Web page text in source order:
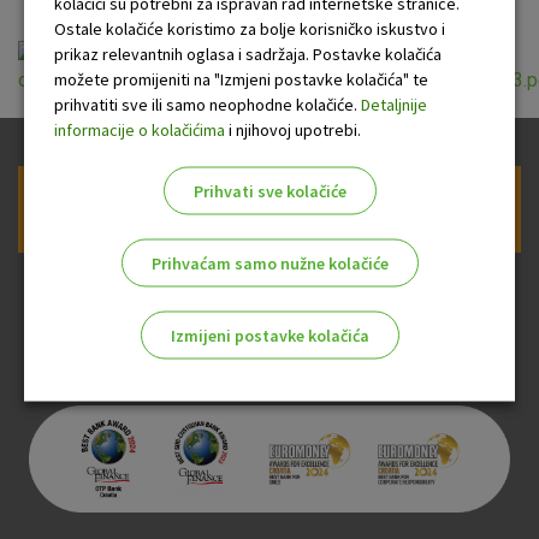
Prijava na newsletter OTP banke
Ostale kolačiće koristimo za bolje korisničko iskustvo i
prikaz relevantnih oglasa i sadržaja. Postavke kolačića
možete promijeniti na "Izmjeni postavke kolačića" te
prihvatiti sve ili samo neophodne kolačiće. Detaljnije
informacije o kolačićima i njihovoj upotrebi.
Prihvati sve kolačiće
Prihvaćam samo nužne kolačiće
Izmijeni postavke kolačića